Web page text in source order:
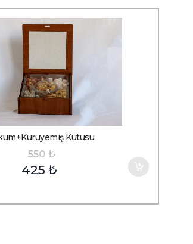
Kutusu
550₺
425₺